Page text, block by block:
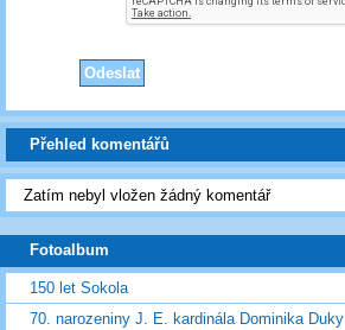
Přehled komentářů
Zatím nebyl vložen žádný komentář
Fotoalbum
150 let Sokola
70. narozeniny J. E. kardinála Dominika Duky